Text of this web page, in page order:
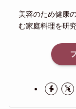
美容のため健康
む家庭料理を研